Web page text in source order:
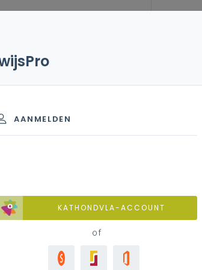
leerjaar
AANMELDEN
KATHONDVLA-ACCOUNT
of